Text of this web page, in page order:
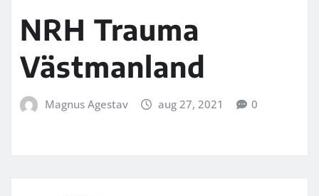
NRH Trauma
Västmanland
Magnus Agestav aug 27, 2021 0